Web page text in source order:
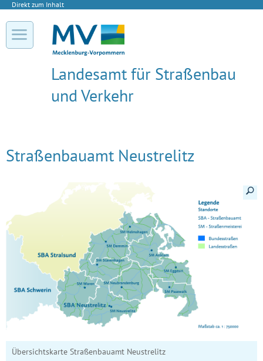
Direkt zum Inhalt
Landesamt für Straßenbau
und Verkehr
Straßenbauamt Neustrelitz
Details
Übersichtskarte Straßenbauamt Neustrelitz